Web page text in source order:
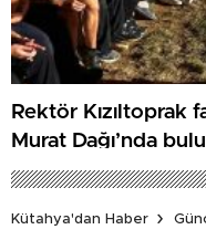
Rektör Kızıltoprak
Murat Dağı’nda
Kütahya'dan Haber